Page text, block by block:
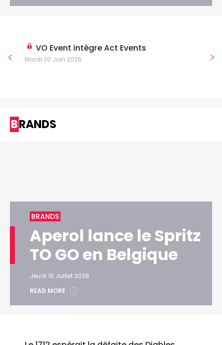
VO Event intègre Act Events
Mardi 30 Juin 2026
BRANDS
BRANDS
Aperol lance le Spritz
TO GO en Belgique
Jeudi 16 Juillet 2026
READ MORE